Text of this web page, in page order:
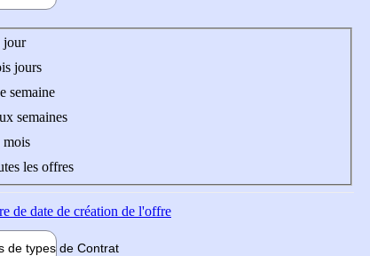
de l'offre
jour
jours
semaine
semaines
les offres
de date de création de l'offre
de types de Contrat